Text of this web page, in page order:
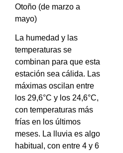
Otoño (de marzo a
mayo)
La humedad y las
temperaturas se
combinan para que esta
estación sea cálida. Las
máximas oscilan entre
los 29,6°C y los 24,6°C,
con temperaturas más
frías en los últimos
meses. La lluvia es algo
habitual, con entre 4 y 6